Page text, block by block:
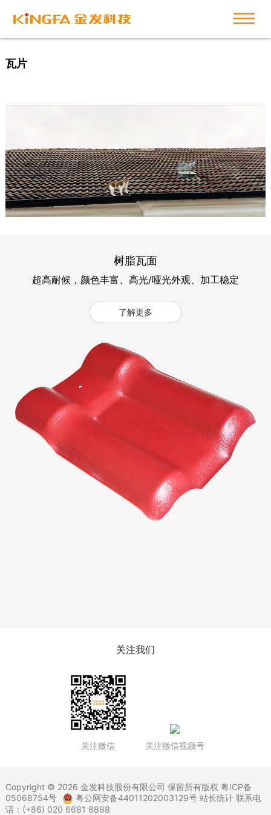
瓦片
树脂瓦面
超高耐候，颜色丰富、高光/哑光外观、加工稳定
了解更多
关注我们
关注微信 关注微信视频号
Copyright © 2026 金发科技股份有限公司 保留所有版权 粤ICP备
05068754号
粤公网安备44011202003129号站长统计 联系电
话：(+86) 020 6681 8888